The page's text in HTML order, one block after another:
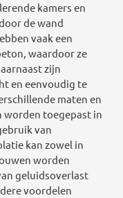
kamers en
de wand
vaak een
waardoor ze
zijn
en eenvoudig te
maten en
worden toegepast in
van
kan zowel in
worden
geluidsoverlast
voordelen